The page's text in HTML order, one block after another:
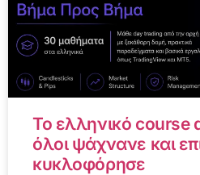
Το ελληνικό course
όλοι ψάχνανε και
κυκλοφόρησε